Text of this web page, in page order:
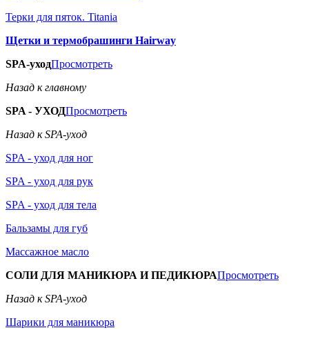
Терки для пяток. Titania
Щетки и термобрашинги Hairway
SPA-уходПросмотреть
Назад к главному
SPA - УХОДПросмотреть
Назад к SPA-уход
SPA - уход для ног
SPA - уход для рук
SPA - уход для тела
Бальзамы для губ
Массажное масло
СОЛИ ДЛЯ МАНИКЮРА И ПЕДИКЮРАПросмотреть
Назад к SPA-уход
Шарики для маникюра